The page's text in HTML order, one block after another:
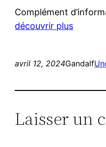
Complément
découvrir plus
avril 12, 2024Gandalf
Laisser un